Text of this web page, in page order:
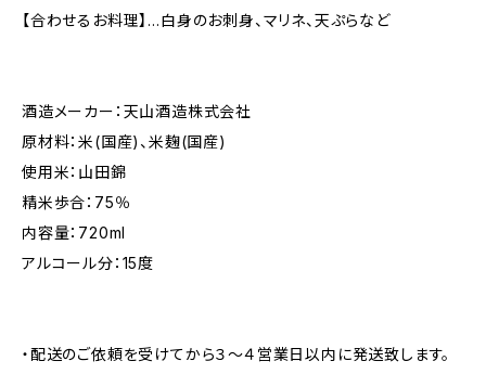
【合わせるお料理】…白身のお刺身、マリネ、天ぷらなど
酒造メーカー：天山酒造株式会社
原材料：米(国産)、米麹(国産)
使用米：山田錦
精米歩合：75％
内容量：720ml
アルコール分：15度
・配送のご依頼を受けてから３〜４営業日以内に発送致します。